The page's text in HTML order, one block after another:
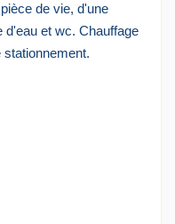
de vie, d'une
d'eau et wc. Chauffage
stationnement.